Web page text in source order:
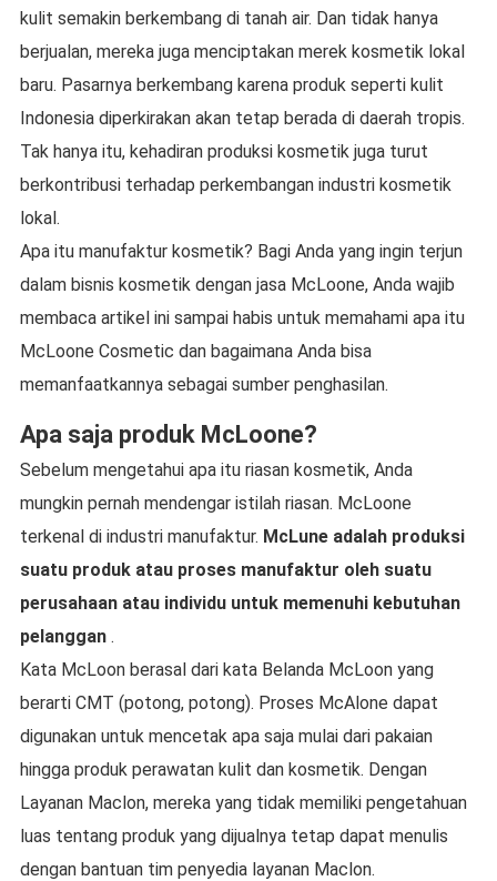
kulit semakin berkembang di tanah air. Dan tidak hanya
berjualan, mereka juga menciptakan merek kosmetik lokal
baru. Pasarnya berkembang karena produk seperti kulit
Indonesia diperkirakan akan tetap berada di daerah tropis.
Tak hanya itu, kehadiran produksi kosmetik juga turut
berkontribusi terhadap perkembangan industri kosmetik
lokal.
Apa itu manufaktur kosmetik? Bagi Anda yang ingin terjun
dalam bisnis kosmetik dengan jasa McLoone, Anda wajib
membaca artikel ini sampai habis untuk memahami apa itu
McLoone Cosmetic dan bagaimana Anda bisa
memanfaatkannya sebagai sumber penghasilan.
Apa saja produk McLoone?
Sebelum mengetahui apa itu riasan kosmetik, Anda
mungkin pernah mendengar istilah riasan. McLoone
terkenal di industri manufaktur. McLune adalah produksi
suatu produk atau proses manufaktur oleh suatu
perusahaan atau individu untuk memenuhi kebutuhan
pelanggan.
Kata McLoon berasal dari kata Belanda McLoon yang
berarti CMT (potong, potong). Proses McAlone dapat
digunakan untuk mencetak apa saja mulai dari pakaian
hingga produk perawatan kulit dan kosmetik. Dengan
Layanan Maclon, mereka yang tidak memiliki pengetahuan
luas tentang produk yang dijualnya tetap dapat menulis
dengan bantuan tim penyedia layanan Maclon.